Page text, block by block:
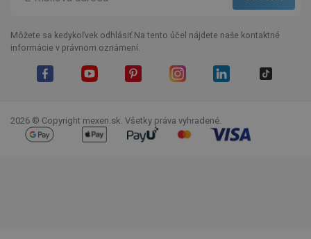
Môžete sa kedykoľvek odhlásiť.Na tento účel nájdete naše kontaktné
informácie v právnom oznámení.
2026 © Copyright mexen.sk. Všetky práva vyhradené.